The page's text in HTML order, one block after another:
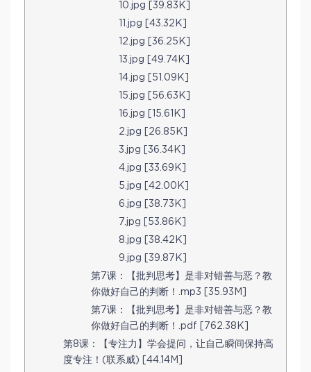
10.jpg [39.83K]
11.jpg [43.32K]
12.jpg [36.25K]
13.jpg [49.74K]
14.jpg [51.09K]
15.jpg [56.63K]
16.jpg [15.61K]
2.jpg [26.85K]
3.jpg [36.34K]
4.jpg [33.69K]
5.jpg [42.00K]
6.jpg [38.73K]
7.jpg [53.86K]
8.jpg [38.42K]
9.jpg [39.87K]
第7课：【批判思考】是非对错善与恶？教
你做好自己的判断！.mp3 [35.93M]
第7课：【批判思考】是非对错善与恶？教
你做好自己的判断！.pdf [762.38K]
第8课：【专注力】学会提问，让自己瞬间保持高
度专注！(联系威) [44.14M]